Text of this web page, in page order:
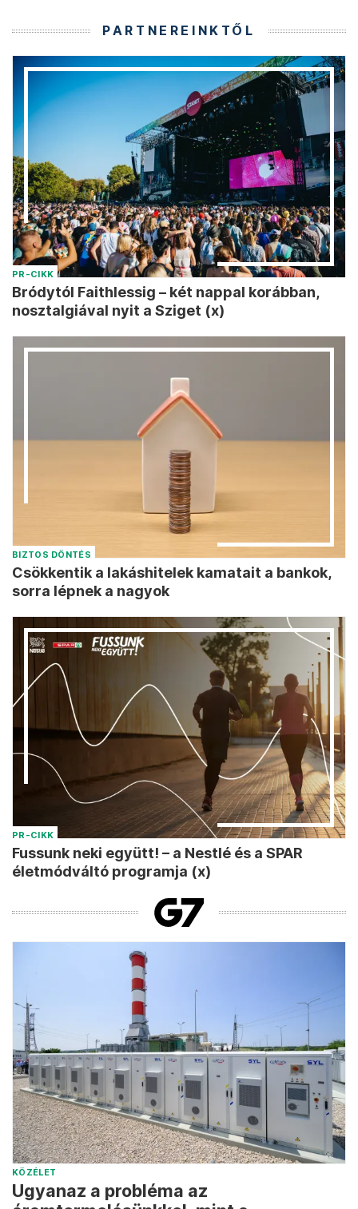
PARTNEREINKTŐL
PR-CIKK
Bródytól Faithlessig – két nappal korábban,
nosztalgiával nyit a Sziget (x)
BIZTOS DÖNTÉS
Csökkentik a lakáshitelek kamatait a bankok,
sorra lépnek a nagyok
PR-CIKK
Fussunk neki együtt! – a Nestlé és a SPAR
életmódváltó programja (x)
KÖZÉLET
Ugyanaz a probléma az